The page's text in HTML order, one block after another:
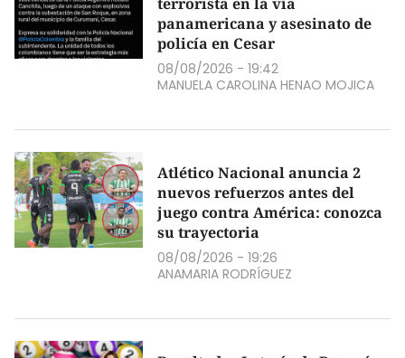
panamericana y asesinato de
policía en Cesar
08/08/2026 - 19:42
MANUELA CAROLINA HENAO MOJICA
Atlético Nacional anuncia 2
nuevos refuerzos antes del
juego contra América: conozca
su trayectoria
08/08/2026 - 19:26
ANAMARIA RODRÍGUEZ